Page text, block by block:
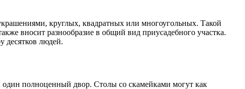
круглых, квадратных или многоугольных. Такой
вносит разнообразие в общий вид приусадебного участка.
десятков людей.
один полноценный двор. Столы со скамейками могут как